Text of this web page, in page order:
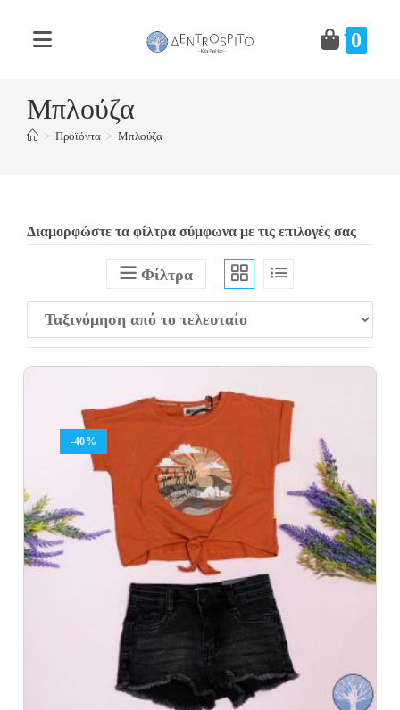
0
Μπλούζα
> Προϊόντα > Μπλούζα
Διαμορφώστε τα φίλτρα σύμφωνα με τις επιλογές σας
Φίλτρα
-40%